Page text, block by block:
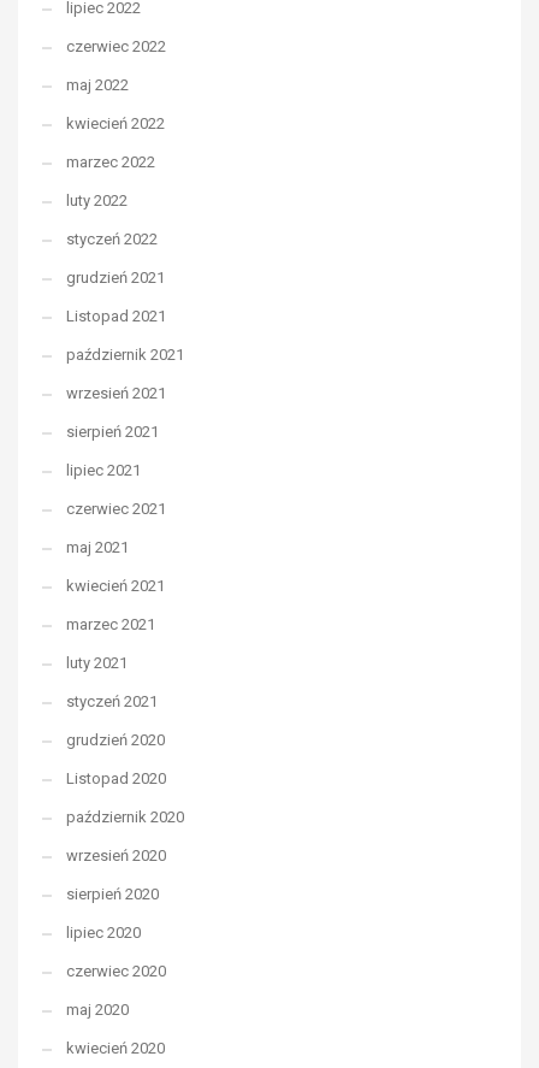
lipiec 2022
czerwiec 2022
maj 2022
kwiecień 2022
marzec 2022
luty 2022
styczeń 2022
grudzień 2021
Listopad 2021
październik 2021
wrzesień 2021
sierpień 2021
lipiec 2021
czerwiec 2021
maj 2021
kwiecień 2021
marzec 2021
luty 2021
styczeń 2021
grudzień 2020
Listopad 2020
październik 2020
wrzesień 2020
sierpień 2020
lipiec 2020
czerwiec 2020
maj 2020
kwiecień 2020